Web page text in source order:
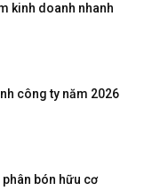
kinh doanh nhanh
công ty năm 2026
bón hữu cơ